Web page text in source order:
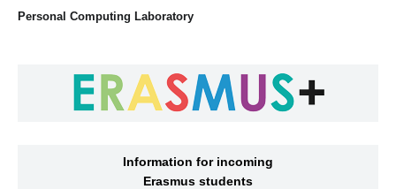
Personal Computing Laboratory
Information for incoming
Erasmus students